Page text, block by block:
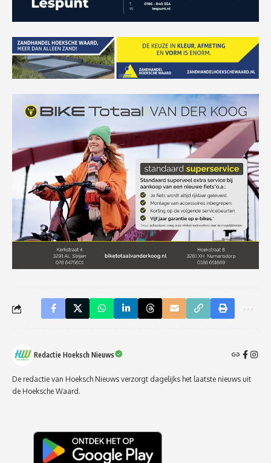
Redactie Hoeksch Nieuws
De redactie van Hoeksch Nieuws verzorgt dagelijks het laatste nieuws uit
de Hoeksche Waard.